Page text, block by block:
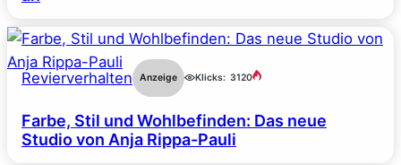
Revierverhalten Anzeige Klicks: 3120
Farbe, Stil und Wohlbefinden: Das neue
Studio von Anja Rippa-Pauli